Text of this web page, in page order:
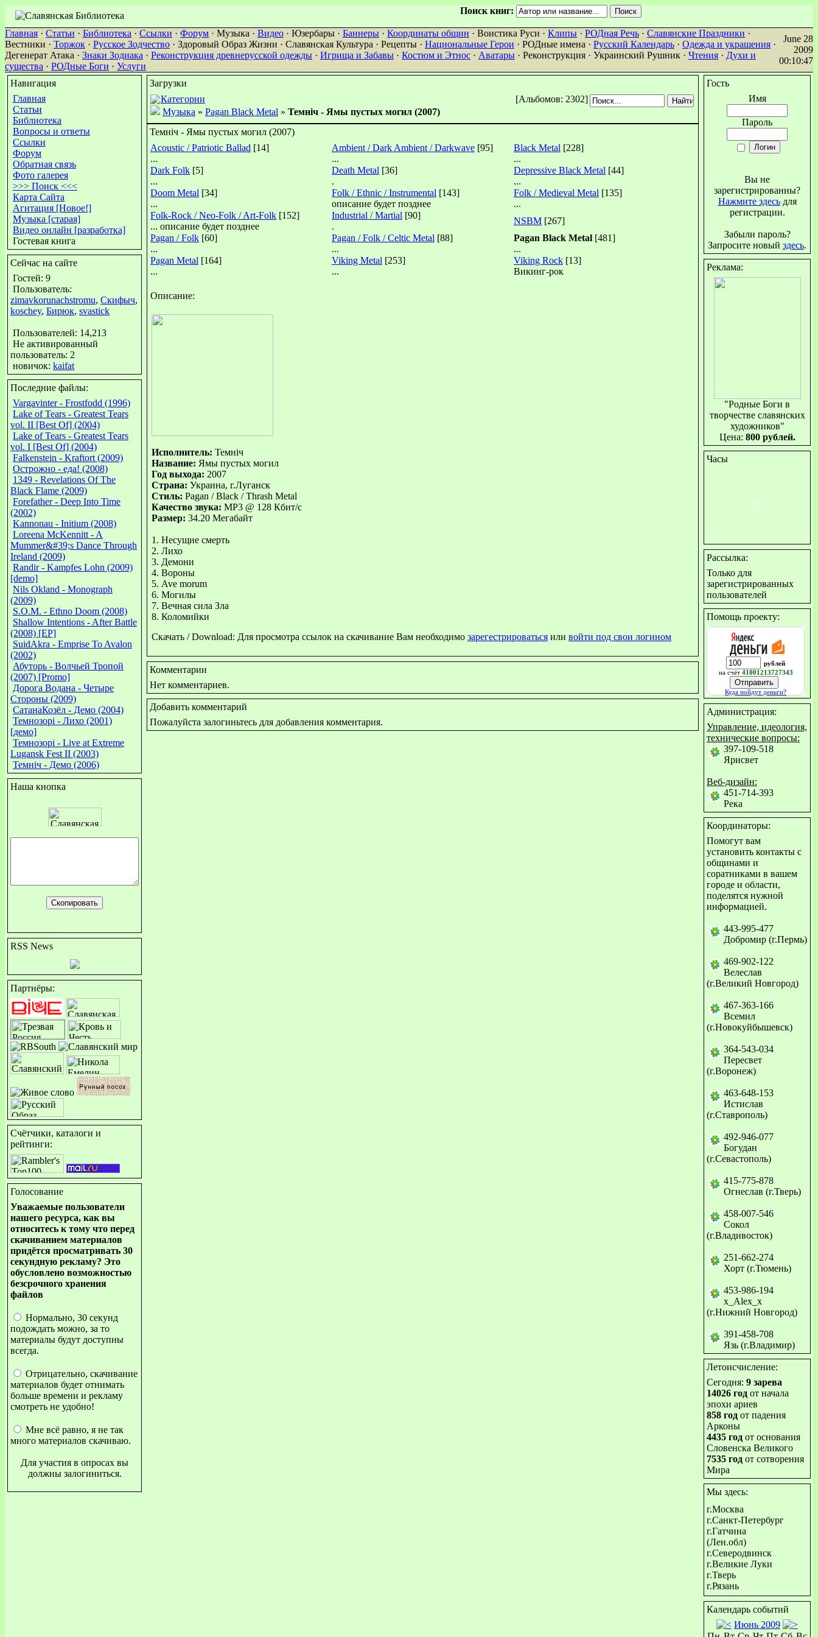
Поиск книг:
Главная · Статьи · Библиотека · Ссылки · Форум · Музыка · Видео · Юзербары · Баннеры · Координаты общин · Воистика Руси · Клипы · РОДная Речь · Славянские Праздники ·
Вестники · Торжок · Русское Зодчество · Здоровый Образ Жизни · Славянская Культура · Рецепты · Национальные Герои · РОДные имена · Русский Календарь · Одежда и украшения ·
Дегенерат Атака · Знаки Зодиака · Реконструкция древнерусской одежды · Игрища и Забавы · Костюм и Этнос · Аватары · Реконструкция · Украинский Рушник · Чтения · Духи и
существа · РОДные Боги · Услуги
June 28
2009
00:10:47
Навигация
Главная
Статьи
Библиотека
Вопросы и ответы
Ссылки
Форум
Обратная связь
Фото галерея
>>> Поиск <<<
Карта Сайта
Агитация [Новое!]
Музыка [старая]
Видео онлайн [разработка]
Гостевая книга
Сейчас на сайте
Гостей: 9
Пользователь:
zimavkorunachstromu, Скифыч,
koschey, Бирюк, svastick
Пользователей: 14,213
Не активированный
пользователь: 2
новичок: kaifat
Последние файлы:
Vargavinter - Frostfodd (1996)
Lake of Tears - Greatest Tears
vol. II [Best Of] (2004)
Lake of Tears - Greatest Tears
vol. I [Best Of] (2004)
Falkenstein - Kraftort (2009)
Острожно - еда! (2008)
1349 - Revelations Of The
Black Flame (2009)
Forefather - Deep Into Time
(2002)
Kannonau - Initium (2008)
Loreena McKennitt - A
Mummer&#39;s Dance Through
Ireland (2009)
Randir - Kampfes Lohn (2009)
[demo]
Nils Okland - Monograph
(2009)
S.O.M. - Ethno Doom (2008)
Shallow Intentions - After Battle
(2008) [EP]
SuidAkra - Emprise To Avalon
(2002)
Абуторь - Волчьей Тропой
(2007) [Promo]
Дорога Водана - Четыре
Стороны (2009)
СатанаКозёл - Демо (2004)
Темнозорi - Лихо (2001)
[демо]
Темнозорi - Live at Extreme
Lugansk Fest II (2003)
Темнiч - Демо (2006)
Наша кнопка
RSS News
Партнёры:
Счётчики, каталоги и
рейтинги:
Голосование
Уважаемые пользователи
нашего ресурса, как вы
относитесь к тому что перед
скачиванием материалов
придётся просматривать 30
секундную рекламу? Это
обусловлено возможностью
безсрочного хранения
файлов
Нормально, 30 секунд
подождать можно, за то
материалы будут доступны
всегда.
Отрицательно, скачивание
материалов будет отнимать
больше времени и рекламу
смотреть не удобно!
Мне всё равно, я не так
много материалов скачиваю.
Для участия в опросах вы
должны залогиниться.
Загрузки
[Альбомов: 2302]
Категории
Музыка » Pagan Black Metal » Темнiч - Ямы пустых могил (2007)
Темнiч - Ямы пустых могил (2007)
Acoustic / Patriotic Ballad [14]
...
Ambient / Dark Ambient / Darkwave [95]
...
Black Metal [228]
...
Dark Folk [5]
...
Death Metal [36]
.
Depressive Black Metal [44]
...
Doom Metal [34]
...
Folk / Ethnic / Instrumental [143]
описание будет позднее
Folk / Medieval Metal [135]
...
Folk-Rock / Neo-Folk / Art-Folk [152]
... описание будет позднее
Industrial / Martial [90]
.
NSBM [267]
Pagan / Folk [60]
...
Pagan / Folk / Celtic Metal [88]
...
Pagan Black Metal [481]
...
Pagan Metal [164]
...
Viking Metal [253]
...
Viking Rock [13]
Викинг-рок
Описание:
Исполнитель: Темнiч
Название: Ямы пустых могил
Год выхода: 2007
Страна: Украина, г.Луганск
Стиль: Pagan / Black / Thrash Metal
Качество звука: MP3 @ 128 Кбит/с
Размер: 34.20 Мегабайт
1. Несущие смерть
2. Лихо
3. Демони
4. Вороны
5. Ave morum
6. Могилы
7. Вечная сила Зла
8. Коломийки
Скачать / Download: Для просмотра ссылок на скачивание Вам необходимо зарегестрироваться или войти под свои логином
Комментарии
Нет комментариев.
Добавить комментарий
Пожалуйста залогиньтесь для добавления комментария.
Гость
Имя
Пароль
Вы не
зарегистрированны?
Нажмите здесь для
регистрации.
Забыли пароль?
Запросите новый здесь.
Реклама:
"Родные Боги в
творчестве славянских
художников"
Цена: 800 рублей.
Часы
Рассылка:
Только для
зарегистрированных
пользователей
Помощь проекту:
рублей
на счёт 41001213727343
Куда пойдут деньги?
Администрация:
Управление, идеология,
технические вопросы:
397-109-518
Ярисвет
Веб-дизайн:
451-714-393
Река
Координаторы:
Помогут вам
установить контакты с
общинами и
соратниками в вашем
городе и области,
поделятся нужной
информацией.
443-995-477
Добромир (г.Пермь)
469-902-122
Велеслав
(г.Великий Новгород)
467-363-166
Всемил
(г.Новокуйбышевск)
364-543-034
Пересвет
(г.Воронеж)
463-648-153
Истислав
(г.Ставрополь)
492-946-077
Богудан
(г.Севастополь)
415-775-878
Огнеслав (г.Тверь)
458-007-546
Сокол
(г.Владивосток)
251-662-274
Хорт (г.Тюмень)
453-986-194
x_Alex_x
(г.Нижний Новгород)
391-458-708
Язь (г.Владимир)
Летоисчисление:
Сегодня: 9 зарева
14026 год от начала
эпохи ариев
858 год от падения
Арконы
4435 год от основания
Словенска Великого
7535 год от сотворения
Мира
Мы здесь:
- Россия -
г.Москва
г.Санкт-Петербург
г.Гатчина
(Лен.обл)
г.Северодвинск
г.Великие Луки
г.Тверь
г.Рязань
г.Калуга
г.Тула
г.Брянск
г.Орёл
Календарь событий
Июнь 2009